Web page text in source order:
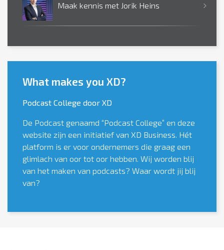
Maak kennis met Jorik Heins
What makes you XD?
Podcast College door XD
De Podcast genaamd “Podcast College” en deze
website zijn een initiatief van XD Business. Hét
platform is er voor ondernemers die graag een
glimlach van oor tot oor hebben. Wij worden blij
van het maken van podcasts? Waar wordt jij blij
van?